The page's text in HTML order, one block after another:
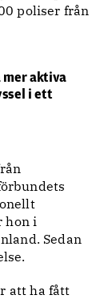
poliser från
mer aktiva
i ett
hon i
Sedan
att ha fått